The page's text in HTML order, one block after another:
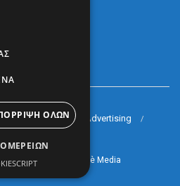
93
Arkè Advertising
Arkè AdvPartner of Arkè Media
ΌΛΩΝ